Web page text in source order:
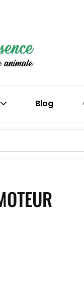
Boutique
Blog